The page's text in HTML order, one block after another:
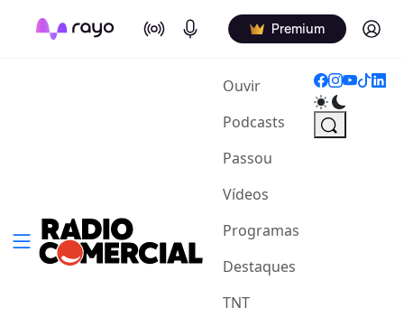
On Air Podcasts Premium Log in
Ouvir(current)
Podcasts
Passou
Vídeos
Programas
Destaques
TNT